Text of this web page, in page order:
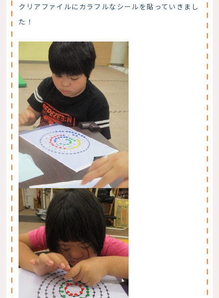
クリアファイルにカラフルなシールを貼っていきまし
た！